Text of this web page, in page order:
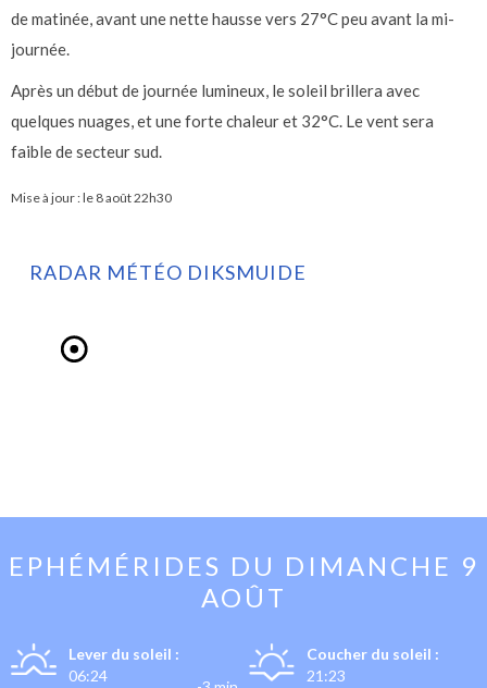
de matinée, avant une nette hausse vers 27°C peu avant la mi-
journée.
Après un début de journée lumineux, le soleil brillera avec
quelques nuages, et une forte chaleur et 32°C. Le vent sera
faible de secteur sud.
Mise à jour : le 8 août 22h30
RADAR MÉTÉO DIKSMUIDE
EPHÉMÉRIDES DU DIMANCHE 9
AOÛT
Lever du soleil :
06:24
Coucher du soleil :
21:23